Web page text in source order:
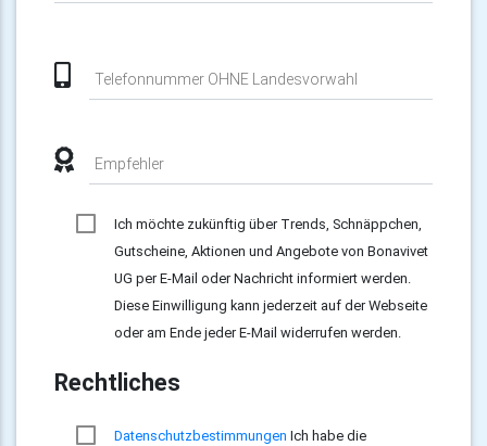
Telefonnummer OHNE Landesvorwahl
Empfehler
Ich möchte zukünftig über Trends, Schnäppchen,
Gutscheine, Aktionen und Angebote von Bonavivet
UG per E-Mail oder Nachricht informiert werden.
Diese Einwilligung kann jederzeit auf der Webseite
oder am Ende jeder E-Mail widerrufen werden.
Rechtliches
Datenschutzbestimmungen Ich habe die